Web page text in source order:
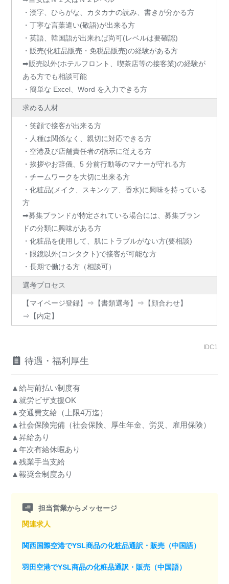
・漢字、ひらがな、カタカナの読み、書きが分かる方
・丁寧な言葉遣い(敬語)が出来る方
・英語、韓国語が出来れば尚可(レベルは要確認)
・販売(化粧品販売・免税品販売)の経験がある方
➡販売以外(ホテルフロント、喫茶店等の接客業)の経験が
ある方でも相談可能
・簡単な Excel、Word を入力できる方
求める人材
・笑顔で接客が出来る方
・人種は関係なく、親切に対応できる方
・空港及び店舗責任者の指示に従える方
・挨拶やお辞儀、5 分前行動等のマナーが守れる方
・チームワークを大切に出来る方
・化粧品(メイク、スキンケア、香水)に興味を持っている
方
➡募集ブランドが特定されている場合には、募集ブラン
ドの分類に興味がある方
・化粧品を使用して、肌にトラブルがない方(要相談)
・眼鏡以外(コンタクト)で接客が可能な方
・長期で働ける方（相談可）
選考プロセス
【マイページ登録】⇒【書類選考】⇒【顔合わせ】
⇒【内定】
IDC1
待遇・福利厚生
▲給与前払い制度有
▲就労ビザ支援OK
▲交通費支給（上限4万迄）
▲社会保険完備（社会保険、厚生年金、労災、雇用保険）
▲昇給あり
▲年次有給休暇あり
▲残業手当支給
▲報奨金制度あり
担当営業からメッセージ
関連求人
関西国際空港でYSL商品の化粧品通訳・販売（中国語）
羽田空港でYSL商品の化粧品通訳・販売（中国語）